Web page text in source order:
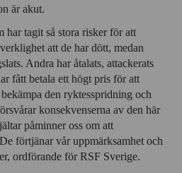
är akut.
har tagit så stora risker för att
att de har dött, medan
Andra har åtalats, attackerats
fått betala ett högt pris för att
den ryktesspridning och
konsekvenserna av den här
påminner oss om att
förtjänar vår uppmärksamhet och
ordförande för RSF Sverige.